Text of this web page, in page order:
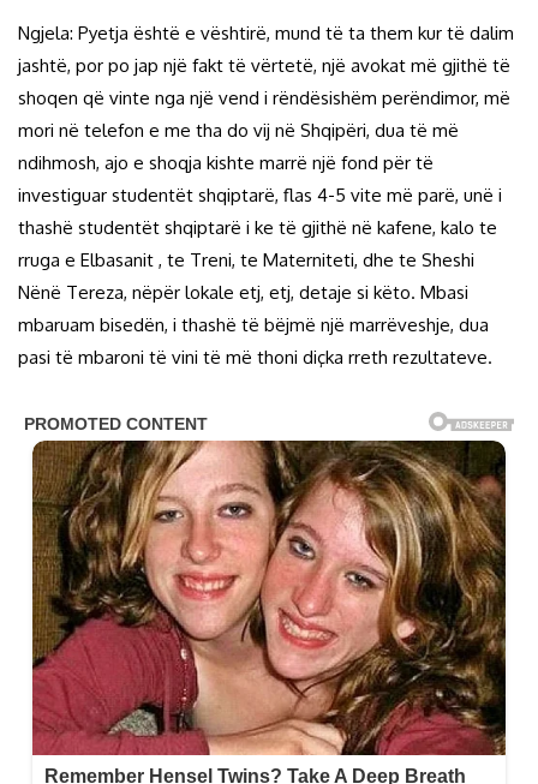
Ngjela: Pyetja është e vështirë, mund të ta them kur të dalim
jashtë, por po jap një fakt të vërtetë, një avokat më gjithë të
shoqen që vinte nga një vend i rëndësishëm perëndimor, më
mori në telefon e me tha do vij në Shqipëri, dua të më
ndihmosh, ajo e shoqja kishte marrë një fond për të
investiguar studentët shqiptarë, flas 4-5 vite më parë, unë i
thashë studentët shqiptarë i ke të gjithë në kafene, kalo te
rruga e Elbasanit , te Treni, te Materniteti, dhe te Sheshi
Nënë Tereza, nëpër lokale etj, etj, detaje si këto. Mbasi
mbaruam bisedën, i thashë të bëjmë një marrëveshje, dua
pasi të mbaroni të vini të më thoni diçka rreth rezultateve.